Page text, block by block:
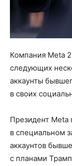
Компания Meta
следующих
аккаунты
в своих
Президент Meta
в специальном
аккаунтов
с планами